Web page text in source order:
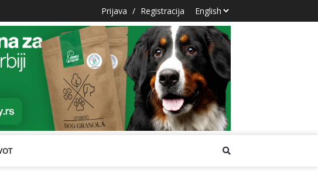
Prijava / Registracija